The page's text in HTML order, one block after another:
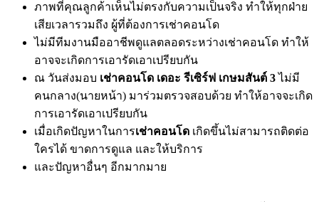
ภาพที่คุณลูกค้าเห็นไม่ตรงกับความเป็นจริง ทำให้ทุกฝ่าย
เสียเวลารวมถึง ผู้ที่ต้องการเช่าคอนโด
ไม่มีทีมงานมืออาชีพดูแลตลอดระหว่างเช่าคอนโด ทำให้
อาจจะเกิดการเอารัดเอาเปรียบกัน
ณ วันส่งมอบ เช่าคอนโด เดอะ รีเซิร์ฟ เกษมสันต์ 3ไม่มี
คนกลาง(นายหน้า) มาร่วมตรวจสอบด้วย ทำให้อาจจะเกิด
การเอารัดเอาเปรียบกัน
เมื่อเกิดปัญหาในการเช่าคอนโด เกิดขึ้นไม่สามารถติดต่อ
ใครได้ ขาดการดูแล และให้บริการ
และปัญหาอื่นๆ อีกมากมาย